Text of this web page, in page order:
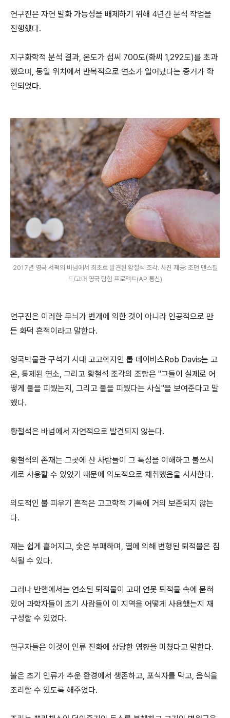
연구진은 자연 발화 가능성을 배제하기 위해 4년간 분석 작업을
진행했다.
지구화학적 분석 결과, 온도가 섭씨 700도(화씨 1,292도)를 초과
했으며, 동일 위치에서 반복적으로 연소가 일어났다는 증거가 확
인되었다.
2017년 영국 서퍽의 바넘에서 최초로 발견된 황철석 조각. 사진 제공: 조던 맨스필
드/고대 영국 탐험 프로젝트(AP 통신)
연구진은 이러한 무늬가 번개에 의한 것이 아니라 인공적으로 만
든 화덕 흔적이라고 말한다.
영국박물관 구석기 시대 고고학자인 롭 데이비스Rob Davis는 고
온, 통제된 연소, 그리고 황철석 조각의 조합은 "그들이 실제로 어
떻게 불을 피웠는지, 그리고 불을 피웠다는 사실"을 보여준다고 말
했다.
황철석은 바넘에서 자연적으로 발견되지 않는다.
황철석의 존재는 그곳에 산 사람들이 그 특성을 이해하고 불쏘시
개로 사용할 수 있었기 때문에 의도적으로 채취했음을 시사한다.
의도적인 불 피우기 흔적은 고고학적 기록에 거의 보존되지 않는
다.
재는 쉽게 흩어지고, 숯은 부패하며, 열에 의해 변형된 퇴적물은 침
식될 수 있다.
그러나 반햄에서는 연소된 퇴적물이 고대 연못 퇴적물 속에 묻혀
있어 과학자들이 초기 사람들이 이 지역을 어떻게 사용했는지 재
구성할 수 있었다.
연구자들은 이것이 인류 진화에 상당한 영향을 미쳤다고 말한다.
불은 초기 인류가 추운 환경에서 생존하고, 포식자를 막고, 음식을
조리할 수 있도록 해주었다.